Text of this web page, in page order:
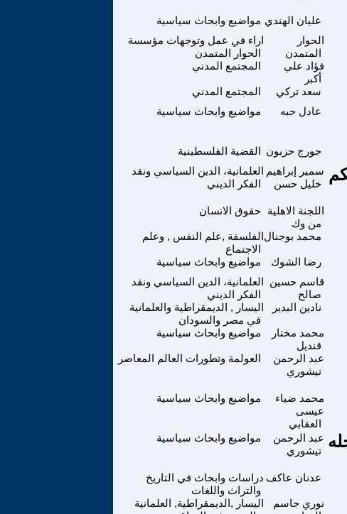
مواضيع وابحاث سياسية عليان الهندي
اراء في عمل وتوجهات مؤسسة
الحوار المتمدن
الحوار
المتمدن
المجتمع المدني
فؤاد علي
أكبر
المجتمع المدني سعد تركي
مواضيع وابحاث سياسية
عادل حبه
القضية الفلسطينية جورج حزبون
العلمانية، الدين السياسي ونقد
الفكر الديني
سمير إبراهيم
خليل حسن
حقوق الانسان اللجنة الاهلية
من وك
الفلسفة ,علم النفس , وعلم
الاجتماع
محمد بوجنال
مواضيع وابحاث سياسية رضا الشوك
العلمانية، الدين السياسي ونقد
الفكر الديني
قاسم حسين
صالح
اليسار , الديمقراطية والعلمانية
في مصر والسودان
نادين البدير
مواضيع وابحاث سياسية
محمد مختار
قنديل
العولمة وتطورات العالم المعاصر
عبد الرحمن
تيشوري
مواضيع وابحاث سياسية
محمد ضياء
عيسى
العقابي
مواضيع وابحاث سياسية
عبد الرحمن
تيشوري
دراسات وابحاث في التاريخ
والتراث واللغات
عدنان عاكف
اليسار ,الديمقراطية, العلمانية
نوري جاسم